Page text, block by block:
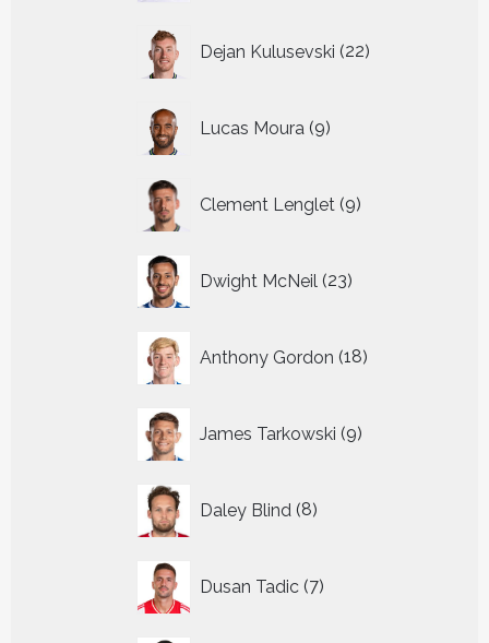
Dejan Kulusevski 22
producten
Lucas Moura 9
producten
Clement Lenglet 9
producten
Dwight McNeil 23
producten
Anthony Gordon 18
producten
James Tarkowski 9
producten
Daley Blind 8
producten
Dusan Tadic 7
producten